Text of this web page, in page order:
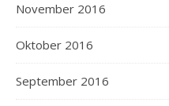
November 2016
Oktober 2016
September 2016